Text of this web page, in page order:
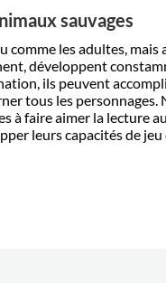
sauvages
comme les adultes, mais
développent
ils peuvent
tous les
à faire aimer la lecture
leurs capacités de jeu